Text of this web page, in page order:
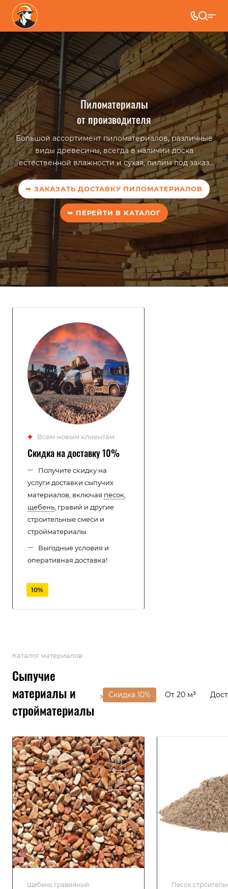
Доставка песка
с карьера от производителя
Всегда в наличии песок для любых видов работ,
предоставляем паспорта качества и сертификаты, все
формы оплаты, собственный автопарк.Работаем 24/7
➥ ЗАКАЗАТЬ ДОСТАВКУ ПЕСКА
➥ ПЕРЕЙТИ В КАТАЛОГ
Всем новым клиентам
Скидка на доставку 10%
Получите скидку на
услуги доставки сыпучих
материалов, включая песок
щебень , гравий и другие
строительные смеси и
стройматериалы.
Выгодные условия и
оперативная доставка!
10%
Каталог материалов
Cыпучие
материалы и
стройматериалы
Скидка 10% от 20 м³
Щебень гравийный Песок